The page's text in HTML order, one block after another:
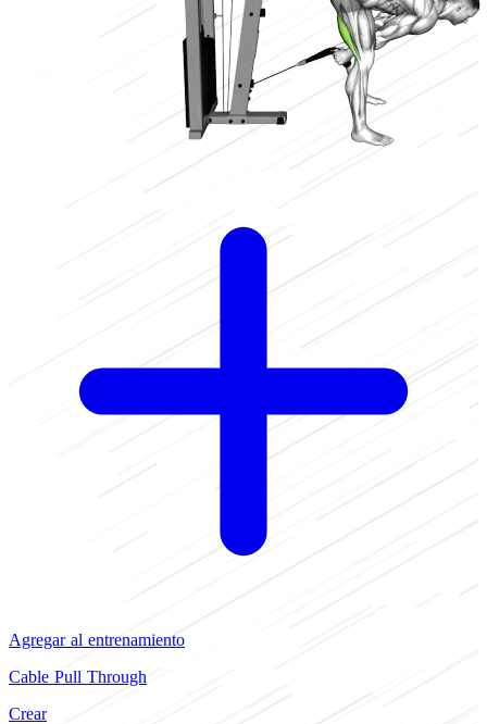
Agregar al entrenamiento
Cable Pull Through
Crear